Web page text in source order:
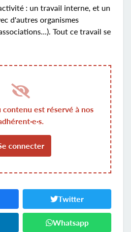
: un travail interne, et un
d'autres organismes
Tout ce travail se
est réservé à nos
connecter
Twitter
Whatsapp